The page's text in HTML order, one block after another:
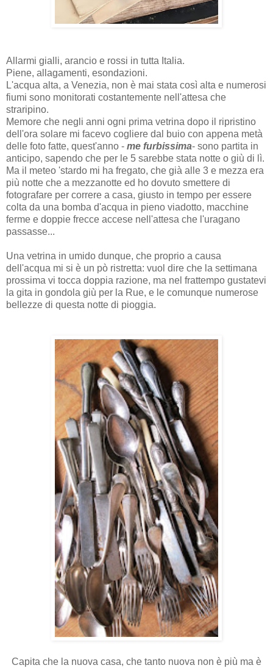
Allarmi gialli, arancio e rossi in tutta Italia.
Piene, allagamenti, esondazioni.
L'acqua alta, a Venezia, non è mai stata così alta e numerosi
fiumi sono monitorati costantemente nell'attesa che
straripino.
Memore che negli anni ogni prima vetrina dopo il ripristino
dell'ora solare mi facevo cogliere dal buio con appena metà
delle foto fatte, quest'anno - me furbissima- sono partita in
anticipo, sapendo che per le 5 sarebbe stata notte o giù di lì.
Ma il meteo 'stardo mi ha fregato, che già alle 3 e mezza era
più notte che a mezzanotte ed ho dovuto smettere di
fotografare per correre a casa, giusto in tempo per essere
colta da una bomba d'acqua in pieno viadotto, macchine
ferme e doppie frecce accese nell'attesa che l'uragano
passasse...
Una vetrina in umido dunque, che proprio a causa
dell'acqua mi si è un pò ristretta: vuol dire che la settimana
prossima vi tocca doppia razione, ma nel frattempo gustatevi
la gita in gondola giù per la Rue, e le comunque numerose
bellezze di questa notte di pioggia.
Capita che la nuova casa, che tanto nuova non è più ma è